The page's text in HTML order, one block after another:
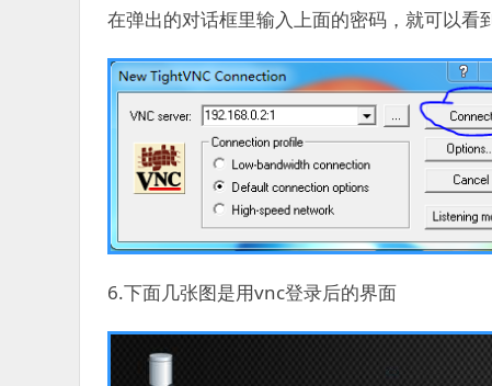
在弹出的对话框里输入上面的密码，就可以看
6.下面几张图是用vnc登录后的界面